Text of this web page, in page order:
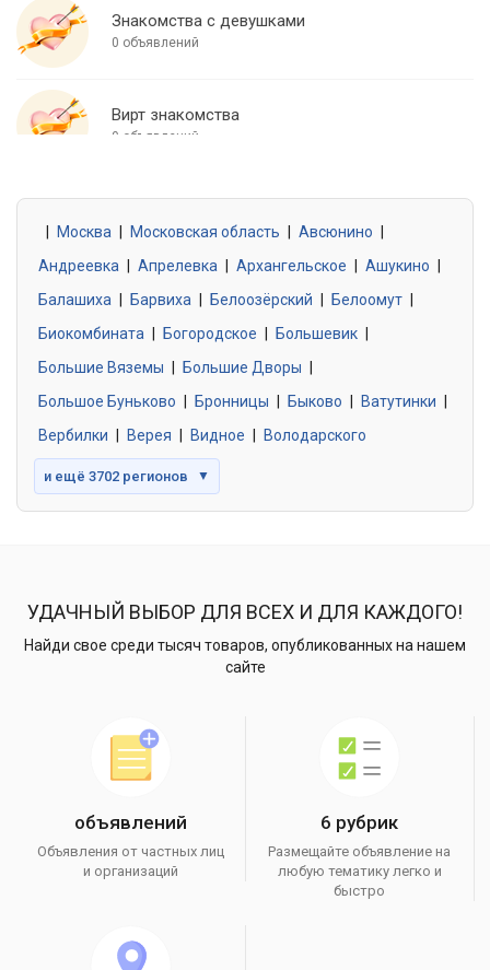
Знакомства с девушками
0 объявлений
Вирт знакомства
0 объявлений
0 объявлений
Знакомства без обязательств
0 объявлений
Москва Московская область Авсюнино
Андреевка
Апрелевка Архангельское Ашукино
Балашиха
Барвиха Белоозёрский Белоомут
Биокомбината
Богородское Большевик
Большие Вяземы
Большие Дворы
Большое Буньково
Бронницы Быково Ватутинки
Вербилки
Верея Видное Володарского
и ещё 3702 регионов ▼
УДАЧНЫЙ ВЫБОР ДЛЯ ВСЕХ И ДЛЯ КАЖДОГО!
Найди свое среди тысяч товаров, опубликованных на нашем
сайте
объявлений
Объявления от частных лиц
и организаций
6 рубрик
Размещайте объявление на
любую тематику легко и
быстро